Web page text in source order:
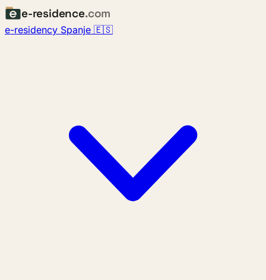
e-residence.com
e-residency Spanje 🇪🇸